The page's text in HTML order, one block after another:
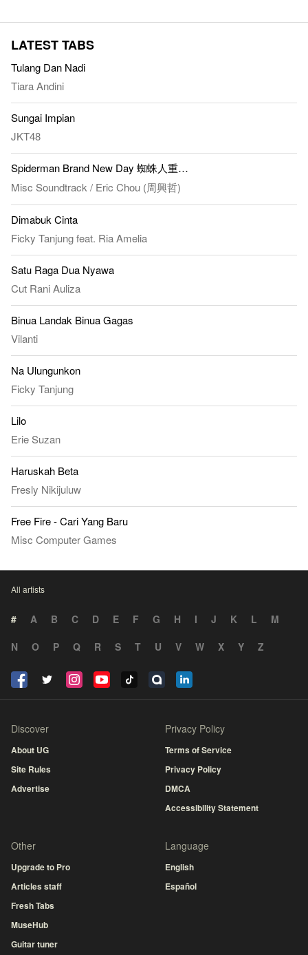
LATEST TABS
Tulang Dan Nadi
Tiara Andini
Sungai Impian
JKT48
Spiderman Brand New Day 蜘蛛人重生日 - All For You
Misc Soundtrack/ Eric Chou (周興哲)
Dimabuk Cinta
Ficky Tanjungfeat. Ria Amelia
Satu Raga Dua Nyawa
Cut Rani Auliza
Binua Landak Binua Gagas
Vilanti
Na Ulungunkon
Ficky Tanjung
Lilo
Erie Suzan
Haruskah Beta
Fresly Nikijuluw
Free Fire - Cari Yang Baru
Misc Computer Games
All artists
# A B C D E F G H I J K L
M
N
O P Q R S T U V W X Y Z
Discover
About UG
Site Rules
Advertise
Privacy Policy
Terms of Service
Privacy Policy
DMCA
Accessibility Statement
Other
Upgrade to Pro
Articles staff
Fresh Tabs
MuseHub
Guitar tuner
Language
English
Español